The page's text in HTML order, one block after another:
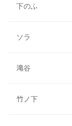
下のふ
ソラ
滝谷
竹ノ下